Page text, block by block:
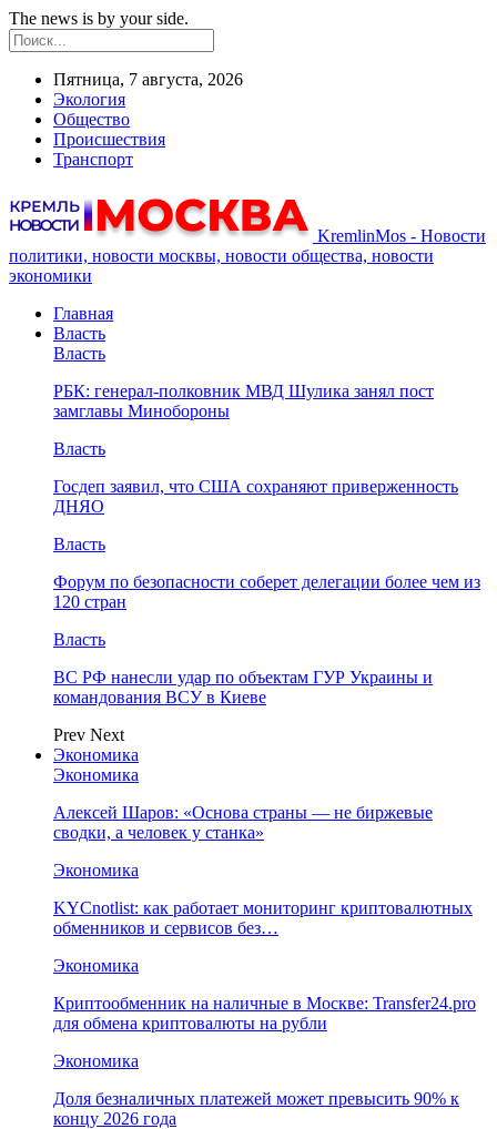
The news is by your side.
Пятница, 7 августа, 2026
Экология
Общество
Происшествия
Транспорт
KremlinMos - Новости
политики, новости москвы, новости общества, новости
экономики
Главная
Власть
Власть
РБК: генерал-полковник МВД Шулика занял пост
замглавы Минобороны
Власть
Госдеп заявил, что США сохраняют приверженность
ДНЯО
Власть
Форум по безопасности соберет делегации более чем из
120 стран
Власть
ВС РФ нанесли удар по объектам ГУР Украины и
командования ВСУ в Киеве
Prev Next
Экономика
Экономика
Алексей Шаров: «Основа страны — не биржевые
сводки, а человек у станка»
Экономика
KYCnotlist: как работает мониторинг криптовалютных
обменников и сервисов без…
Экономика
Криптообменник на наличные в Москве: Transfer24.pro
для обмена криптовалюты на рубли
Экономика
Доля безналичных платежей может превысить 90% к
концу 2026 года